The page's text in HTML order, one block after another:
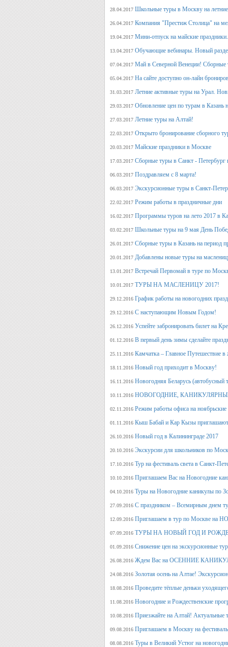
28.04.2017 Школьные туры в Москву на
26.04.2017 Компания "Престиж Столица" на
19.04.2017 Мини-отпуск на майские
13.04.2017 Обучающие вебинары. Новый
07.04.2017 Май в Северной Венеции! Сборные
05.04.2017 На сайте доступно он-лайн
31.03.2017 Летние активные туры на Урал.
29.03.2017 Обновление цен по турам в Казань
27.03.2017 Летние туры на Алтай!
22.03.2017 Открыто бронирование сборного
20.03.2017 Майские праздники в Москве
17.03.2017 Сборные туры в Санкт - Петербург
06.03.2017 Поздравляем с 8 марта!
06.03.2017 Экскурсионные туры в Санкт-
22.02.2017 Режим работы в праздничные дни
16.02.2017 Программы туров на лето 2017 в
03.02.2017 Школьные туры на 9 мая День
26.01.2017 Сборные туры в Казань на период
20.01.2017 Добавлены новые туры на
13.01.2017 Встречай Первомай в туре по
10.01.2017 ТУРЫ НА МАСЛЕНИЦУ 2017!
29.12.2016 График работы на новогодних
29.12.2016 С наступающим Новым Годом!
26.12.2016 Успейте забронировать билет на
01.12.2016 В первый день зимы сделайте
25.11.2016 Камчатка – Главное Путешествие
18.11.2016 Новый год приходит в Москву!
16.11.2016 Новогодняя Беларусь
10.11.2016 НОВОГОДНИЕ,
02.11.2016 Режим работы офиса на ноябрьские
01.11.2016 Кыш Бабай и Кар Кызы
26.10.2016 Новый год в Калининграде 2017
20.10.2016 Экскурсии для школьников по
17.10.2016 Тур на фестиваль света в Санкт-
10.10.2016 Приглашаем Вас на Новогодние
04.10.2016 Туры на Новогодние каникулы по
27.09.2016 С праздником – Всемирным днем
12.09.2016 Приглашаем в тур по Москве на
07.09.2016 ТУРЫ НА НОВЫЙ ГОД И
01.09.2016 Снижение цен на экскурсионные
26.08.2016 Ждем Вас на ОСЕННИЕ
24.08.2016 Золотая осень на Алтае!
18.08.2016 Проведите тёплые деньки
11.08.2016 Новогодние и Рождественские
10.08.2016 Приезжайте на Алтай! Актуальные
09.08.2016 Приглашаем в Москву на
08.08.2016 Туры в Великий Устюг на